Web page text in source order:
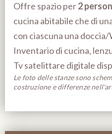
Offre spazio per2
cucina abitabile che di
con ciascuna una doccia/
Inventario di cucina,
Tv satelittare digitale
Le foto delle stanze sono
costruzione e differenze